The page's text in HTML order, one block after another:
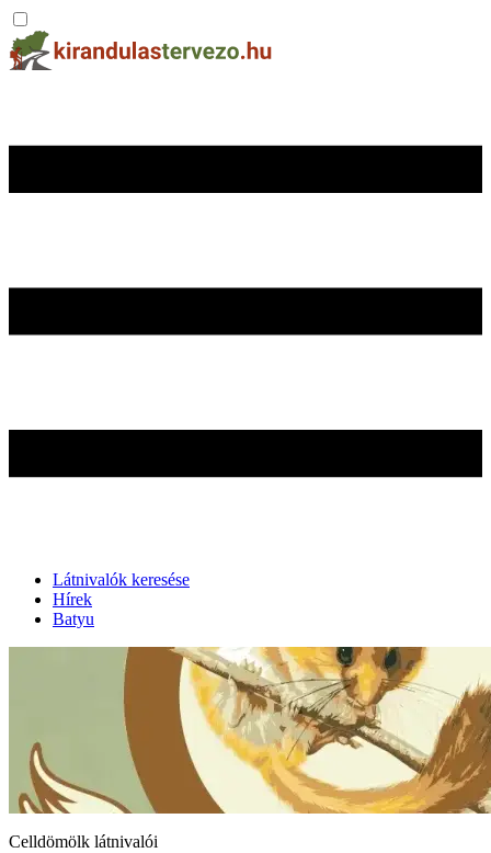
Látnivalók keresése
Hírek
Batyu
Celldömölk látnivalói